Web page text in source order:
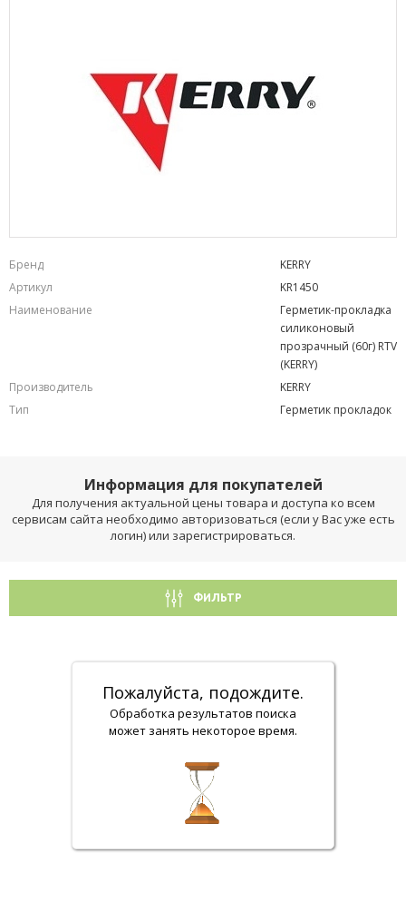
Бренд
KERRY
Артикул
KR1450
Наименование
Герметик-прокладка
силиконовый
прозрачный (60г) RTV
(KERRY)
Производитель
KERRY
Тип
Герметик прокладок
Информация для покупателей
Для получения актуальной цены товара и доступа ко всем
сервисам сайта необходимо авторизоваться (если у Вас уже есть
логин) или зарегистрироваться.
ФИЛЬТР
Пожалуйста, подождите.
Обработка результатов поиска
может занять некоторое время.